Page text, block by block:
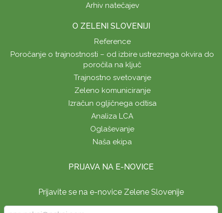
Arhiv natečajev
O ZELENI SLOVENIJI
Reference
Poročanje o trajnostnosti – od izbire ustreznega okvira do
poročila na ključ
Trajnostno svetovanje
Zeleno komuniciranje
Izračun ogljičnega odtisa
Analiza LCA
Oglaševanje
Naša ekipa
PRIJAVA NA E-NOVICE
Prijavite se na e-novice Zelene Slovenije